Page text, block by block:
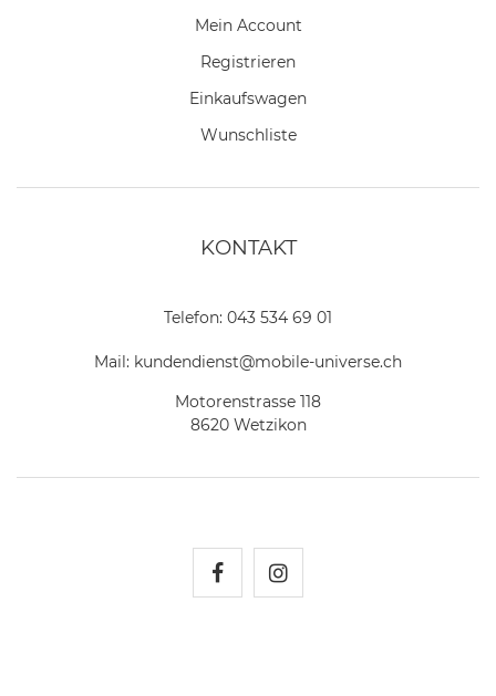
Mein Account
Registrieren
Einkaufswagen
Wunschliste
KONTAKT
Telefon: 043 534 69 01
Mail: kundendienst@mobile-universe.ch
Motorenstrasse 118
8620 Wetzikon